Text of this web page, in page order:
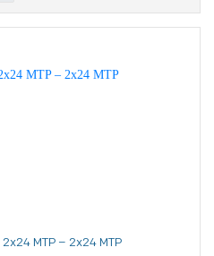
MTP – 2x24 MTP